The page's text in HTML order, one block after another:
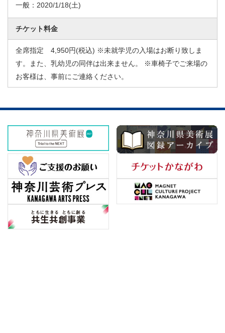
一般： 2020/1/18(土)
チケット料金
全席指定 4,950円(税込) ※未就学児の入場はお断り致しま
す。また、乳幼児の同伴は出来ません。 ※車椅子でご来場の
お客様は、事前にご連絡ください。